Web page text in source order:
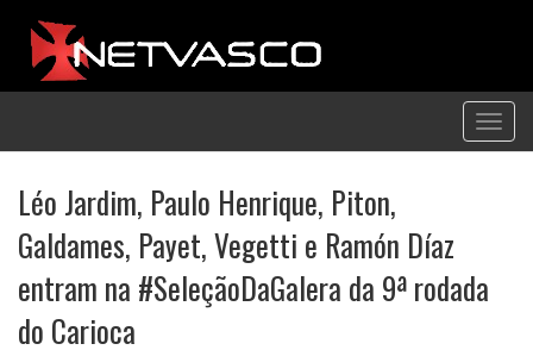
Léo Jardim, Paulo Henrique, Piton,
Galdames, Payet, Vegetti e Ramón Díaz
entram na #SeleçãoDaGalera da 9ª rodada
do Carioca